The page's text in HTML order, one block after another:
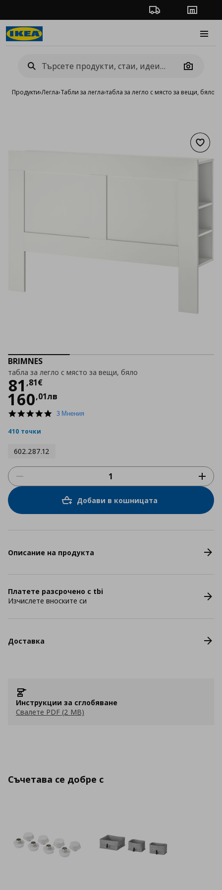
Проследяване на
Camera
Продукти›Легла›Табли за легла›табла за легло с място за вещи, бяло
BRIMNES
табла за легло с място за вещи, бяло
81 ,81€
Цена
160,01лв
5.0
3 Мнения
410 точки
602.287.12
Добави в кошницата
Описание на продукта
Платете разсрочено с tbi
Изчислете вноските си
Доставка
Инструкции за сглобяване
Свалете PDF (2 MB)
Съчетава се добре с